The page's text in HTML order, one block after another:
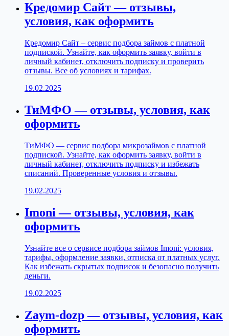
Кредомир Сайт — отзывы,
условия, как оформить
Кредомир Сайт – сервис подбора займов с платной
подпиской. Узнайте, как оформить заявку, войти в
личный кабинет, отключить подписку и проверить
отзывы. Все об условиях и тарифах.
19.02.2025
ТиМФО — отзывы, условия, как
оформить
ТиМФО — сервис подбора микрозаймов с платной
подпиской. Узнайте, как оформить заявку, войти в
личный кабинет, отключить подписку и избежать
списаний. Проверенные условия и отзывы.
19.02.2025
Imoni — отзывы, условия, как
оформить
Узнайте все о сервисе подбора займов Imoni: условия,
тарифы, оформление заявки, отписка от платных услуг.
Как избежать скрытых подписок и безопасно получить
деньги.
19.02.2025
Zaym-dozp — отзывы, условия, как
оформить